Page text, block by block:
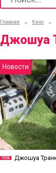
Главная → Кино →
Джошуа
Новости
Джошуа